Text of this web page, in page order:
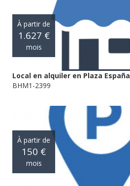
À partir de
1.627 €
mois
Local en alquiler en Plaza España
BHM1-2399
À partir de
150 €
mois